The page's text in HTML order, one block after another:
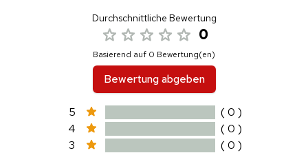
Durchschnittliche Bewertung
0
Basierend auf 0 Bewertung(en)
Bewertung abgeben
5
( 0 )
4
( 0 )
3
( 0 )